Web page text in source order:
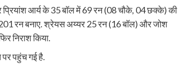
आर्य के 35 बॉल में 69 रन (08 चौके, 04 छक्के) की
रन बनाए. श्रेयस अय्यर 25 रन (16 बॉल) और जोश
निराश किया.
पहुंच गई है.